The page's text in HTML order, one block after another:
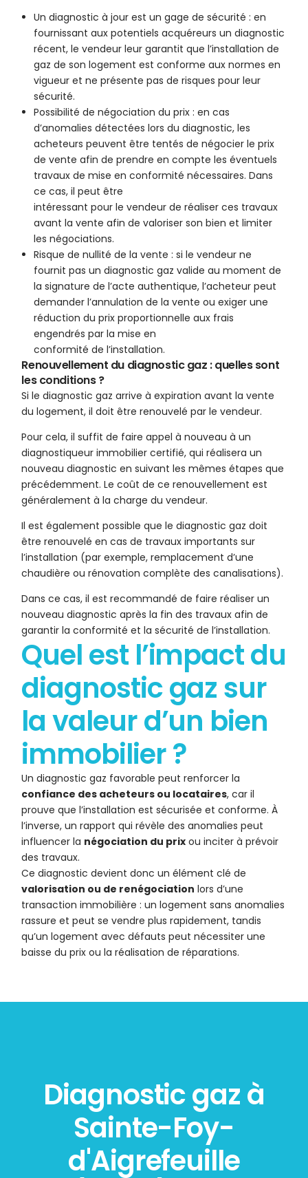
Un diagnostic à jour est un gage de sécurité : en
fournissant aux potentiels acquéreurs un diagnostic
récent, le vendeur leur garantit que l’installation de
gaz de son logement est conforme aux normes en
vigueur et ne présente pas de risques pour leur
sécurité.
Possibilité de négociation du prix : en cas
d’anomalies détectées lors du diagnostic, les
acheteurs peuvent être tentés de négocier le prix
de vente afin de prendre en compte les éventuels
travaux de mise en conformité nécessaires. Dans
ce cas, il peut être
intéressant pour le vendeur de réaliser ces travaux
avant la vente afin de valoriser son bien et limiter
les négociations.
Risque de nullité de la vente : si le vendeur ne
fournit pas un diagnostic gaz valide au moment de
la signature de l’acte authentique, l’acheteur peut
demander l’annulation de la vente ou exiger une
réduction du prix proportionnelle aux frais
engendrés par la mise en
conformité de l’installation.
Renouvellement du diagnostic gaz : quelles sont
les conditions ?
Si le diagnostic gaz arrive à expiration avant la vente
du logement, il doit être renouvelé par le vendeur.
Pour cela, il suffit de faire appel à nouveau à un
diagnostiqueur immobilier certifié, qui réalisera un
nouveau diagnostic en suivant les mêmes étapes que
précédemment. Le coût de ce renouvellement est
généralement à la charge du vendeur.
Il est également possible que le diagnostic gaz doit
être renouvelé en cas de travaux importants sur
l’installation (par exemple, remplacement d’une
chaudière ou rénovation complète des canalisations).
Dans ce cas, il est recommandé de faire réaliser un
nouveau diagnostic après la fin des travaux afin de
garantir la conformité et la sécurité de l’installation.
Quel est l’impact du
diagnostic gaz sur
la valeur d’un bien
immobilier ?
Un diagnostic gaz favorable peut renforcer la
confiance des acheteurs ou locataires, car il
prouve que l’installation est sécurisée et conforme. À
l’inverse, un rapport qui révèle des anomalies peut
influencer la négociation du prix ou inciter à prévoir
des travaux.
Ce diagnostic devient donc un élément clé de
valorisation ou de renégociation lors d’une
transaction immobilière : un logement sans anomalies
rassure et peut se vendre plus rapidement, tandis
qu’un logement avec défauts peut nécessiter une
baisse du prix ou la réalisation de réparations.
Diagnostic gaz à
Sainte-Foy-
d'Aigrefeuille